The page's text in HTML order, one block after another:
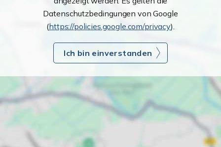
Datenschutzbedingungen von Google
(https://policies.google.com/privacy).
Ich bin einverstanden